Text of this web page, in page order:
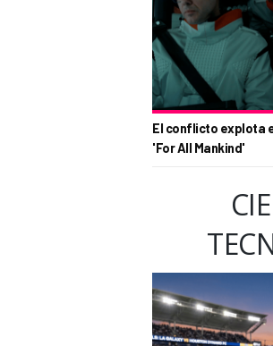
El conflicto explota
'For All Mankind'